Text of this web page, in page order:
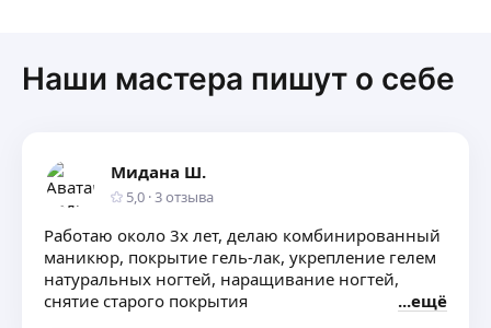
Наши мастера пишут о себе
Мидана Ш.
5,0 ·3отзыва
Работаю около 3х лет, делаю комбинированный
маникюр, покрытие гель-лак, укрепление гелем
натуральных ногтей, наращивание ногтей,
снятие старого покрытия
ещё